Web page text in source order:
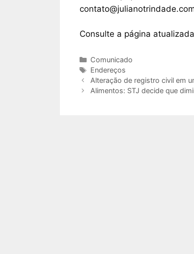
Consulte a página
Comunicado
Endereços
Alteração de registro civil em
Alimentos: STJ decide que